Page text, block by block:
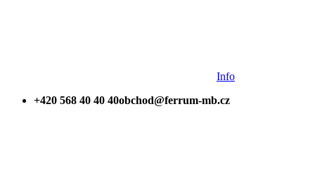
Info
+420 568 40 40 40obchod@ferrum-mb.cz